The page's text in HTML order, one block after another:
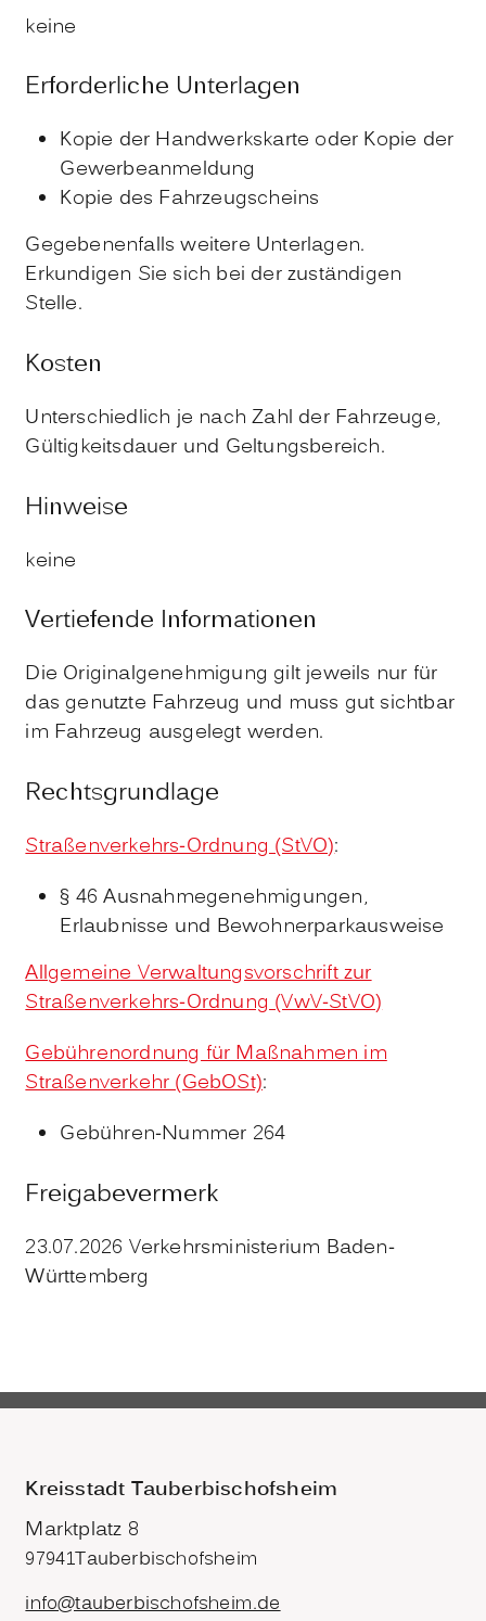
keine
Erforderliche Unterlagen
Kopie der Handwerkskarte oder Kopie der
Gewerbeanmeldung
Kopie des Fahrzeugscheins
Gegebenenfalls weitere Unterlagen.
Erkundigen Sie sich bei der zuständigen
Stelle.
Kosten
Unterschiedlich je nach Zahl der Fahrzeuge,
Gültigkeitsdauer und Geltungsbereich.
Hinweise
keine
Vertiefende Informationen
Die Originalgenehmigung gilt jeweils nur für
das genutzte Fahrzeug und muss gut sichtbar
im Fahrzeug ausgelegt werden.
Rechtsgrundlage
Straßenverkehrs-Ordnung (StVO):
§ 46 Ausnahmegenehmigungen,
Erlaubnisse und Bewohnerparkausweise
Allgemeine Verwaltungsvorschrift zur
Straßenverkehrs-Ordnung (VwV-StVO)
Gebührenordnung für Maßnahmen im
Straßenverkehr (GebOSt):
Gebühren-Nummer 264
Freigabevermerk
23.07.2026 Verkehrsministerium Baden-
Württemberg
Kreisstadt Tauberbischofsheim
Marktplatz 8
97941Tauberbischofsheim
info@tauberbischofsheim.de